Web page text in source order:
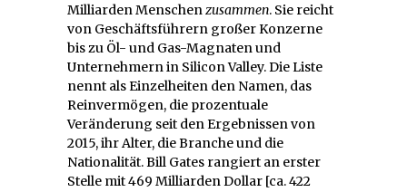
Milliarden Menschenzusammen. Sie reicht
von Geschäftsführern großer Konzerne
bis zu Öl- und Gas-Magnaten und
Unternehmern in Silicon Valley. Die Liste
nennt als Einzelheiten den Namen, das
Reinvermögen, die prozentuale
Veränderung seit den Ergebnissen von
2015, ihr Alter, die Branche und die
Nationalität. Bill Gates rangiert an erster
Stelle mit 469 Milliarden Dollar [ca. 422